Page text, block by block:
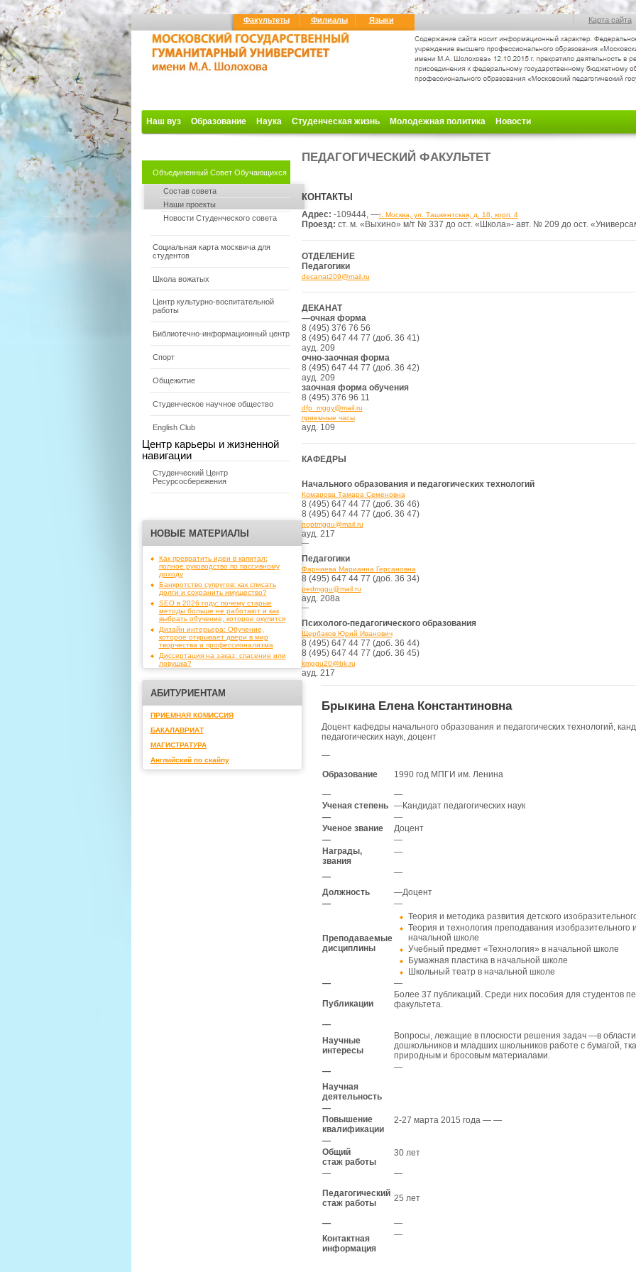
Факультеты Филиалы Языки Карта сайта
Наш вуз Образование Наука Студенческая жизнь Молодежная политика Новости
Объединенный Совет Обучающихся
Состав совета
Наши проекты
Новости Студенческого совета
Социальная карта москвича для
студентов
Школа вожатых
Центр культурно-воспитательной
работы
Библиотечно-информационный центр
Спорт
Общежитие
Студенческое научное общество
English Club
Центр карьеры и жизненной
навигации
Студенческий Центр
Ресурсосбережения
НОВЫЕ МАТЕРИАЛЫ
Как превратить идеи в капитал:
полное руководство по пассивному
доходу
Банкротство супругов: как списать
долги и сохранить имущество?
SEO в 2026 году: почему старые
методы больше не работают и как
выбрать обучение, которое окупится
Дизайн интерьера: Обучение,
которое открывает двери в мир
творчества и профессионализма
Диссертация на заказ: спасение или
ловушка?
АБИТУРИЕНТАМ
ПРИЕМНАЯ КОМИССИЯ
БАКАЛАВРИАТ
МАГИСТРАТУРА
Английский по скайпу
ПЕДАГОГИЧЕСКИЙ ФАКУЛЬТЕТ
КОНТАКТЫ
Адрес: -109444, —г. Москва, ул. Ташкентская, д. 18, корп. 4
Проезд: ст. м. «Выхино» м/т № 337 до ост. «Школа»- авт. № 209 до ост.
ОТДЕЛЕНИЕ
Педагогики
decanat209@mail.ru
ДЕКАНАТ
—очная форма
8 (495) 376 76 56
8 (495) 647 44 77 (доб. 36 41)
ауд. 209
очно-заочная форма
8 (495) 647 44 77 (доб. 36 42)
ауд. 209
заочная форма обучения
8 (495) 376 96 11
dfp_mggy@mail.ru
приемные часы
ауд. 109
КАФЕДРЫ
Начального образования и педагогических технологий
Комарова Тамара Семеновна
8 (495) 647 44 77 (доб. 36 46)
8 (495) 647 44 77 (доб. 36 47)
noptmggu@mail.ru
ауд. 217
—
Педагогики
Фарниева Марианна Герсановна
8 (495) 647 44 77 (доб. 36 34)
pedmggu@mail.ru
ауд. 208а
—
Психолого-педагогического образования
Щербаков Юрий Иванович
8 (495) 647 44 77 (доб. 36 44)
8 (495) 647 44 77 (доб. 36 45)
kmggu20@bk.ru
ауд. 217
Брыкина Елена Константиновна
Доцент кафедры начального образования и педагогических технологий, ка
педагогических наук, доцент
—
Образование
1990 год МПГИ им. Ленина
—
—
Ученая степень
—Кандидат педагогических наук
—
—
Ученое звание
Доцент
—
—
Награды,
звания
—
—
—
Должность
—Доцент
—
—
Преподаваемые
дисциплины
Теория и методика развития детского
Теория и технология преподавания изобразительного
начальной школе
Учебный предмет «Технология» в начальной школе
Бумажная пластика в начальной школе
Школьный театр в начальной школе
—
—
Публикации
Более 37 публикаций. Среди них пособия для студентов
факультета.
—
Научные
интересы
Вопросы, лежащие в плоскости решения задач —в
дошкольников и младших школьников работе с бумагой,
природным и бросовым материалами.
—
—
Научная
деятельность
—
Повышение
квалификации
2-27 марта 2015 года— —
—
Общий
стаж работы
30 лет
—
—
Педагогический
стаж работы
25 лет
—
—
Контактная
информация
—